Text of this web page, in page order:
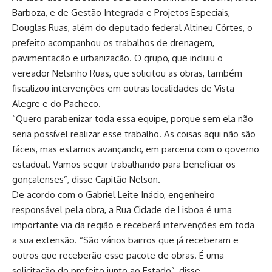
Barboza, e de Gestão Integrada e Projetos Especiais,
Douglas Ruas, além do deputado federal Altineu Côrtes, o
prefeito acompanhou os trabalhos de drenagem,
pavimentação e urbanização. O grupo, que incluiu o
vereador Nelsinho Ruas, que solicitou as obras, também
fiscalizou intervenções em outras localidades de Vista
Alegre e do Pacheco.
“Quero parabenizar toda essa equipe, porque sem ela não
seria possível realizar esse trabalho. As coisas aqui não são
fáceis, mas estamos avançando, em parceria com o governo
estadual. Vamos seguir trabalhando para beneficiar os
gonçalenses”, disse Capitão Nelson.
De acordo com o Gabriel Leite Inácio, engenheiro
responsável pela obra, a Rua Cidade de Lisboa é uma
importante via da região e receberá intervenções em toda
a sua extensão. “São vários bairros que já receberam e
outros que receberão esse pacote de obras. É uma